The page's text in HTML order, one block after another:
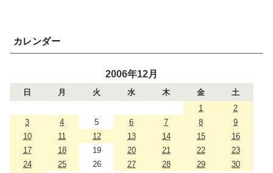
カレンダー
2006年12月
日 月 火 水 木 金
土
1
2
3
4 5 6 7 8
9
10
11 12 13 14 15
16
17
18 19 20 21 22
23
24
25 26 27 28 29
30